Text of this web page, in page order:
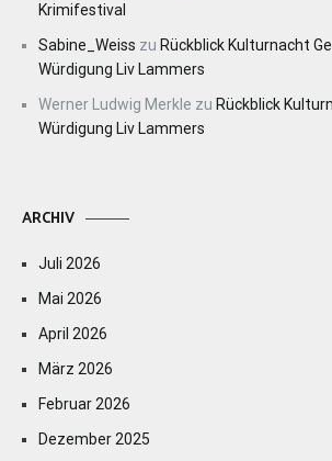
Krimifestival
Sabine_Weiss zu Rückblick Kulturnacht
Würdigung Liv Lammers
Werner Ludwig Merkle zu Rückblick
Würdigung Liv Lammers
ARCHIV
Juli 2026
Mai 2026
April 2026
März 2026
Februar 2026
Dezember 2025